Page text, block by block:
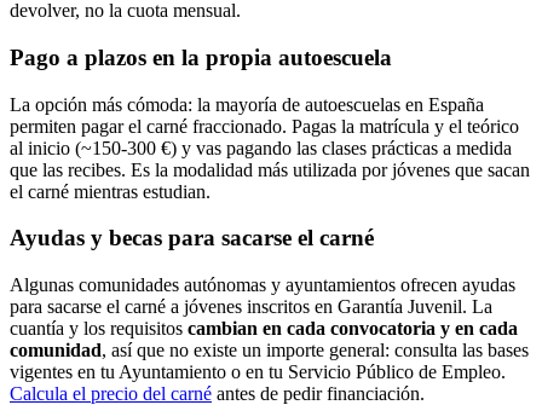
devolver, no la cuota mensual.
Pago a plazos en la propia autoescuela
La opción más cómoda: la mayoría de autoescuelas en España
permiten pagar el carné fraccionado. Pagas la matrícula y el teórico
al inicio (~150-300 €) y vas pagando las clases prácticas a medida
que las recibes. Es la modalidad más utilizada por jóvenes que sacan
el carné mientras estudian.
Ayudas y becas para sacarse el carné
Algunas comunidades autónomas y ayuntamientos ofrecen ayudas
para sacarse el carné a jóvenes inscritos en Garantía Juvenil. La
cuantía y los requisitos cambian en cada convocatoria y en cada
comunidad, así que no existe un importe general: consulta las bases
vigentes en tu Ayuntamiento o en tu Servicio Público de Empleo.
Calcula el precio del carné antes de pedir financiación.